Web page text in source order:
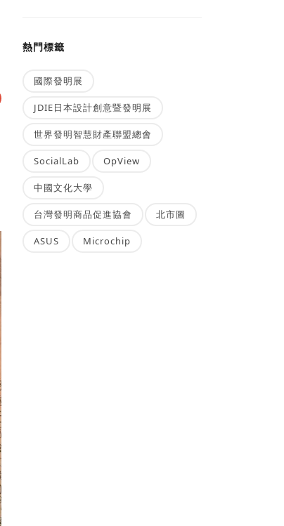
熱門標籤
國際發明展
JDIE日本設計創意暨發明展
世界發明智慧財產聯盟總會
SocialLab OpView
中國文化大學
台灣發明商品促進協會 北市圖
ASUS Microchip